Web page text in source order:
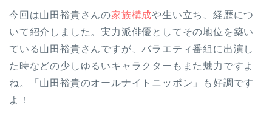
今回は山田裕貴さんの家族構成や生い立ち、経歴につ
いて紹介しました。実力派俳優としてその地位を築い
ている山田裕貴さんですが、バラエティ番組に出演し
た時などの少しゆるいキャラクターもまた魅力ですよ
ね。「山田裕貴のオールナイトニッポン」も好調です
よ！